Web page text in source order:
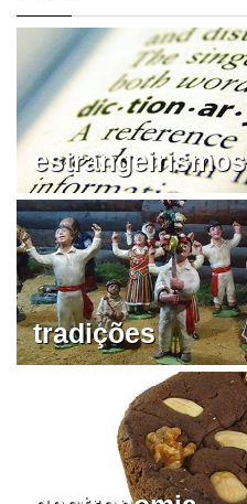
estrangeirismos
tradições